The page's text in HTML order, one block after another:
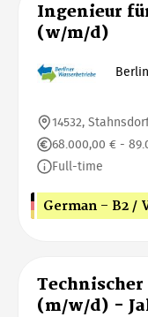
Ingenieur
(w/m/d)
14532,
68.000,00 € -
Full-time
German - B2 /
(m/w/d) -